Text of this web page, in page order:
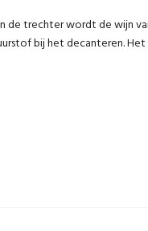
de trechter wordt de wijn
bij het decanteren.